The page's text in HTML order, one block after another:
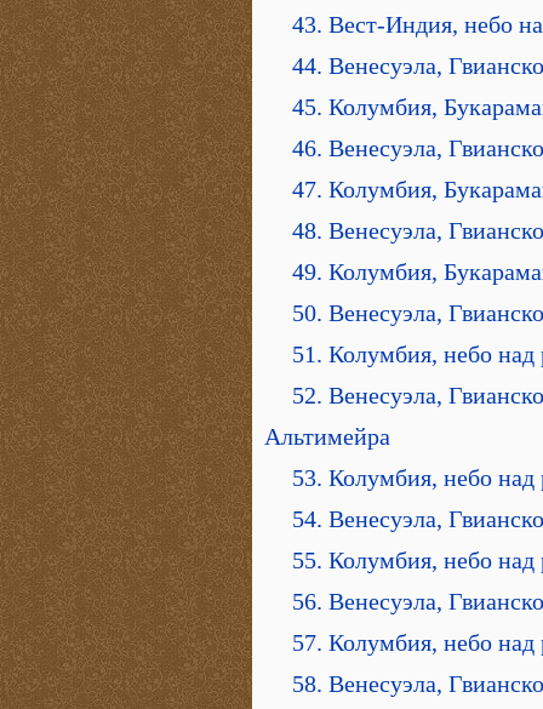
43. Вест-Индия, небо
44. Венесуэла,
45. Колумбия,
46. Венесуэла,
47. Колумбия,
48. Венесуэла,
49. Колумбия,
50. Венесуэла,
51. Колумбия, небо над
52. Венесуэла,
Альтимейра
53. Колумбия, небо над
54. Венесуэла,
55. Колумбия, небо над
56. Венесуэла,
57. Колумбия, небо над
58. Венесуэла,